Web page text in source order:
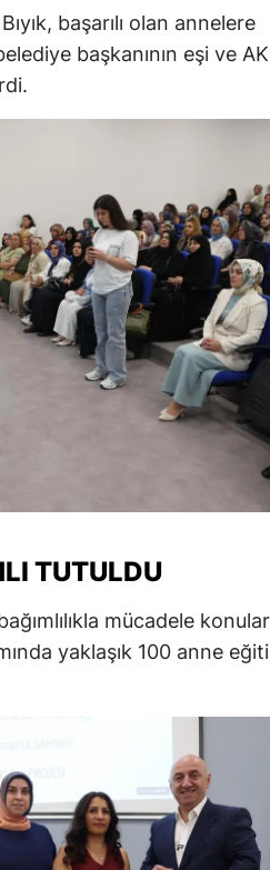
başarılı olan annelere
başkanının eşi ve
TUTULDU
mücadele
yaklaşık 100 anne